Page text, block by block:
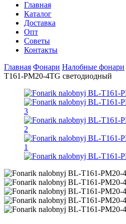
Главная
Каталог
Доставка
Опт
Советы
Контакты
Главная Фонари Налобные фонари
T161-PM20-4TG светодиодный